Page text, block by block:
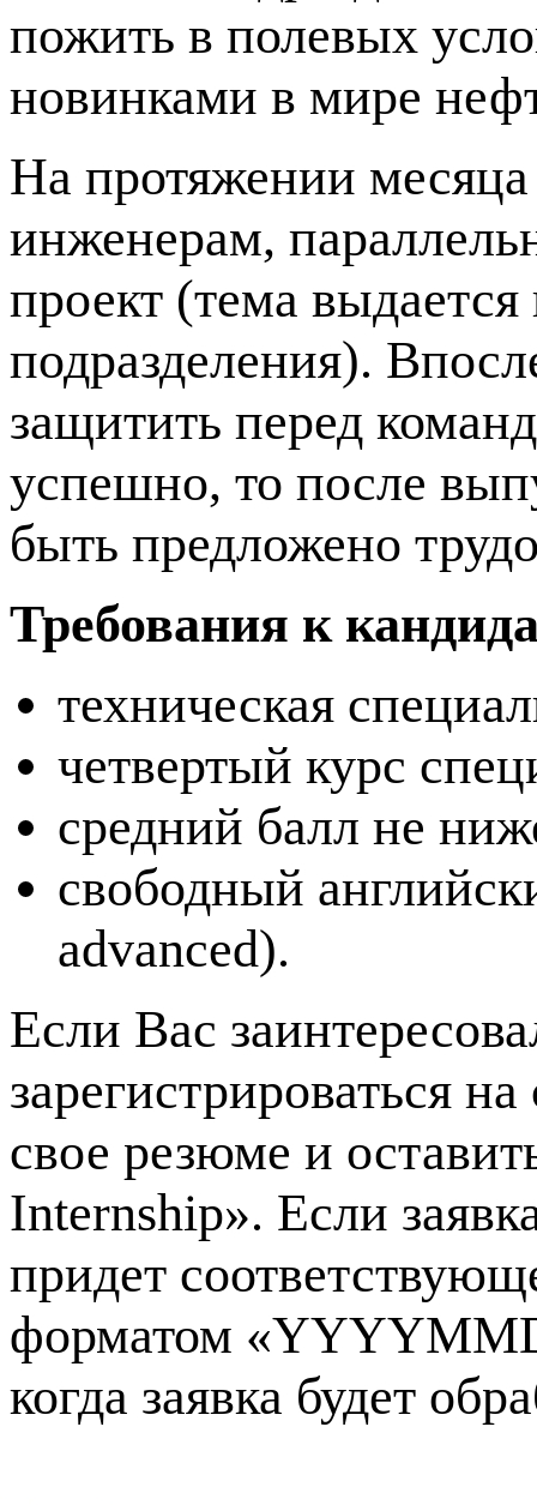
пожить в полевых
новинками в мире
На протяжении
инженерам,
проект (тема
подразделения).
защитить перед
успешно, то после
быть предложено
Требования к
техническая
четвертый курс
средний балл не
свободный
advanced).
Если Вас
зарегистрироваться
свое резюме и
Internship». Если
придет
форматом
когда заявка будет